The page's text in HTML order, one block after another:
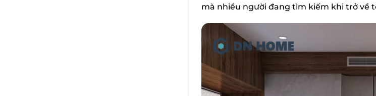
mà nhiều người đang tìm kiếm khi trở về